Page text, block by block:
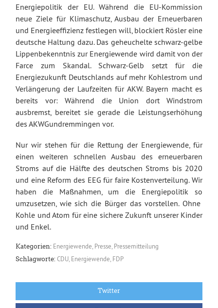
Energiepolitik der EU. Während die EU-Kommission
neue Ziele für Klimaschutz, Ausbau der Erneuerbaren
und Energieeffizienz festlegen will, blockiert Rösler eine
deutsche Haltung dazu. Das geheuchelte schwarz-gelbe
Lippenbekenntnis zur Energiewende wird damit von der
Farce zum Skandal. Schwarz-Gelb setzt für die
Energiezukunft Deutschlands auf mehr Kohlestrom und
Verlängerung der Laufzeiten für AKW. Bayern macht es
bereits vor: Während die Union dort Windstrom
ausbremst, bereitet sie gerade die Leistungserhöhung
des AKWGundremmingen vor.
Nur wir stehen für die Rettung der Energiewende, für
einen weiteren schnellen Ausbau des erneuerbaren
Stroms auf die Hälfte des deutschen Stroms bis 2020
und eine Reform des EEG für faire Kostenverteilung. Wir
haben die Maßnahmen, um die Energiepolitik so
umzusetzen, wie sich die Bürger das vorstellen. Ohne
Kohle und Atom für eine sichere Zukunft unserer Kinder
und Enkel.
Kategorien: Energiewende Presse Pressemitteilung
Schlagworte: CDU Energiewende FDP
Twitter